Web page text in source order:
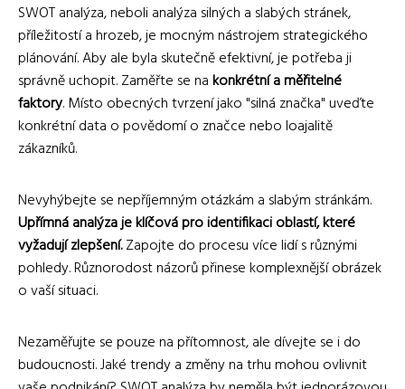
SWOT analýza, neboli analýza silných a slabých stránek,
příležitostí a hrozeb, je mocným nástrojem strategického
plánování. Aby ale byla skutečně efektivní, je potřeba ji
správně uchopit. Zaměřte se nakonkrétní a měřitelné
faktory. Místo obecných tvrzení jako "silná značka" uveďte
konkrétní data o povědomí o značce nebo loajalitě
zákazníků.
Nevyhýbejte se nepříjemným otázkám a slabým stránkám.
Upřímná analýza je klíčová pro identifikaci oblastí, které
vyžadují zlepšení.Zapojte do procesu více lidí s různými
pohledy. Různorodost názorů přinese komplexnější obrázek
o vaší situaci.
Nezaměřujte se pouze na přítomnost, ale dívejte se i do
budoucnosti. Jaké trendy a změny na trhu mohou ovlivnit